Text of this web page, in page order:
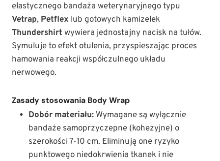
elastycznego bandaża weterynaryjnego typu
Vetrap, Petflex lub gotowych kamizelek
Thundershirt wywiera jednostajny nacisk na tułów.
Symuluje to efekt otulenia, przyspieszając proces
hamowania reakcji współczulnego układu
nerwowego.
Zasady stosowania Body Wrap
Dobór materiału: Wymagane są wyłącznie
bandaże samoprzyczepne (kohezyjne) o
szerokości 7-10 cm. Eliminują one ryzyko
punktowego niedokrwienia tkanek i nie